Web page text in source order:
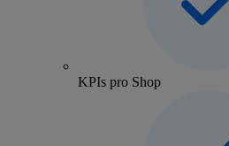
KPIs pro Shop